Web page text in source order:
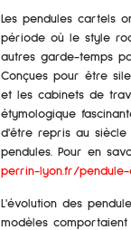
Les pendules cartels
période où le style
autres garde-temps
Conçues pour être
et les cabinets de
étymologique
d'être repris au siècle
pendules. Pour en
perrin-lyon.fr/
L'évolution des
modèles